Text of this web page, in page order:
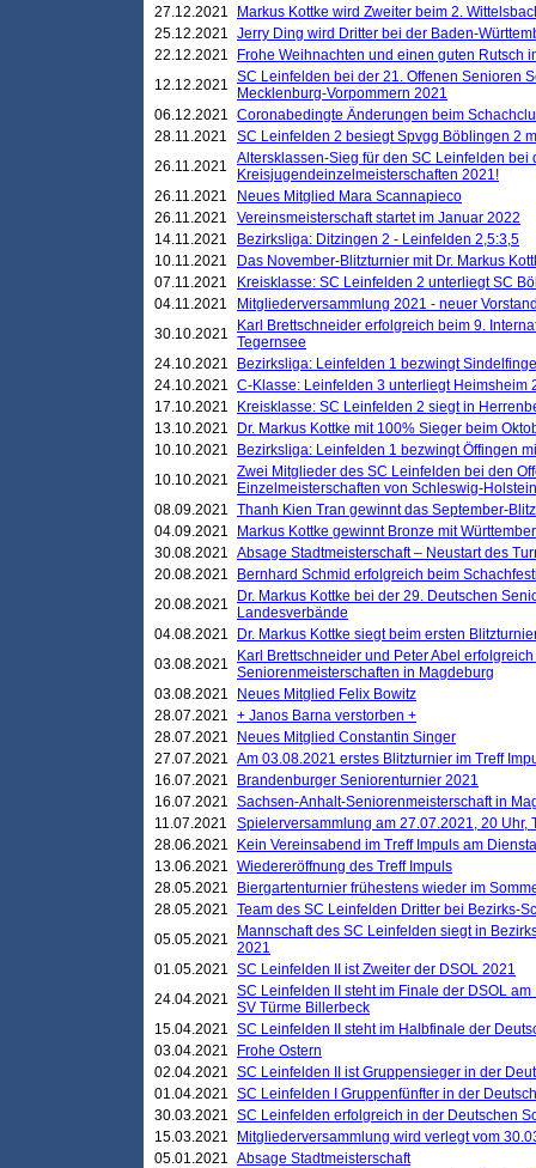
27.12.2021
Markus Kottke wird Zweiter beim 2.
25.12.2021 Jerry Ding wird Dritter bei der Baden-
22.12.2021
Frohe Weihnachten und einen guten Rutsch
12.12.2021 SC Leinfelden bei der 21. Offenen Senioren
Mecklenburg-Vorpommern 2021
06.12.2021 Coronabedingte Änderungen beim
28.11.2021
SC Leinfelden 2 besiegt Spvgg Böblingen 2
26.11.2021
Altersklassen-Sieg für den SC Leinfelden bei
Kreisjugendeinzelmeisterschaften 2021!
26.11.2021
Neues Mitglied Mara Scannapieco
26.11.2021
Vereinsmeisterschaft startet im Januar 2022
14.11.2021
Bezirksliga: Ditzingen 2 - Leinfelden 2,5:3,5
10.11.2021
Das November-Blitzturnier mit Dr. Markus
07.11.2021
Kreisklasse: SC Leinfelden 2 unterliegt SC
04.11.2021
Mitgliederversammlung 2021 - neuer
30.10.2021
Karl Brettschneider erfolgreich beim 9.
Tegernsee
24.10.2021
Bezirksliga: Leinfelden 1 bezwingt
24.10.2021 C-Klasse: Leinfelden 3 unterliegt Heimsheim
17.10.2021
Kreisklasse: SC Leinfelden 2 siegt in
13.10.2021
Dr. Markus Kottke mit 100% Sieger beim
10.10.2021
Bezirksliga: Leinfelden 1 bezwingt Öffingen
10.10.2021 Zwei Mitglieder des SC Leinfelden bei den
Einzelmeisterschaften von Schleswig-
08.09.2021 Thanh Kien Tran gewinnt das September-
04.09.2021
Markus Kottke gewinnt Bronze mit
30.08.2021 Absage Stadtmeisterschaft – Neustart des
20.08.2021
Bernhard Schmid erfolgreich beim
20.08.2021
Dr. Markus Kottke bei der 29. Deutschen
Landesverbände
04.08.2021
Dr. Markus Kottke siegt beim ersten
03.08.2021
Karl Brettschneider und Peter Abel
Seniorenmeisterschaften in Magdeburg
03.08.2021
Neues Mitglied Felix Bowitz
28.07.2021 + Janos Barna verstorben +
28.07.2021
Neues Mitglied Constantin Singer
27.07.2021 Am 03.08.2021 erstes Blitzturnier im Treff
16.07.2021
Brandenburger Seniorenturnier 2021
16.07.2021 Sachsen-Anhalt-Seniorenmeisterschaft in
11.07.2021
Spielerversammlung am 27.07.2021, 20 Uhr,
28.06.2021
Kein Vereinsabend im Treff Impuls am
13.06.2021 Wiedereröffnung des Treff Impuls
28.05.2021
Biergartenturnier frühestens wieder im
28.05.2021 Team des SC Leinfelden Dritter bei Bezirks-
05.05.2021
Mannschaft des SC Leinfelden siegt in
2021
01.05.2021 SC Leinfelden II ist Zweiter der DSOL 2021
24.04.2021 SC Leinfelden II steht im Finale der DSOL
SV Türme Billerbeck
15.04.2021 SC Leinfelden II steht im Halbfinale der
03.04.2021
Frohe Ostern
02.04.2021 SC Leinfelden II ist Gruppensieger in der
01.04.2021 SC Leinfelden I Gruppenfünfter in der
30.03.2021 SC Leinfelden erfolgreich in der Deutschen
15.03.2021
Mitgliederversammlung wird verlegt vom
05.01.2021 Absage Stadtmeisterschaft